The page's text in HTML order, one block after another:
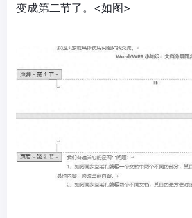
变成第二节了。<如图>